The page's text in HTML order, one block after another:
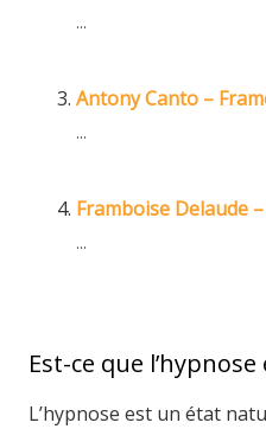
...
Antony Canto –
...
Framboise Delaude
...
Est-ce que
L’hypnose est un état